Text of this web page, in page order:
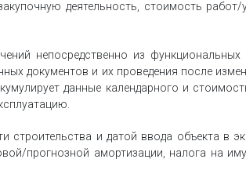
деятельность, стоимость
непосредственно из
документов и их проведения после
данные календарного и
строительства и датой ввода объекта в
прогнозной амортизации, налога на